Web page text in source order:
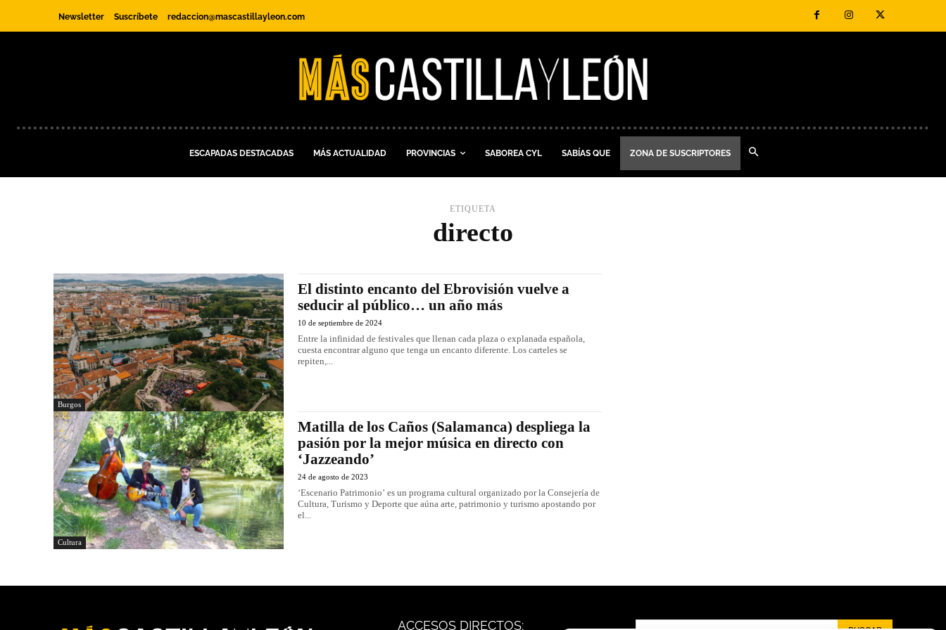
Newsletter Suscríbete redaccion@mascastillayleon.com
ESCAPADAS DESTACADAS MÁS ACTUALIDAD PROVINCIAS SABOREA CYL SABÍAS QUE ZONA DE SUSCRIPTORES
ETIQUETA
directo
Burgos
El distinto encanto del Ebrovisión vuelve a
seducir al público… un año más
10 de septiembre de 2024
Entre la infinidad de festivales que llenan cada plaza o explanada española,
cuesta encontrar alguno que tenga un encanto diferente. Los carteles se
repiten,...
Cultura
Matilla de los Caños (Salamanca) despliega la
pasión por la mejor música en directo con
‘Jazzeando’
24 de agosto de 2023
‘Escenario Patrimonio’ es un programa cultural organizado por la Consejería de
Cultura, Turismo y Deporte que aúna arte, patrimonio y turismo apostando por
el...
ACCESOS DIRECTOS: